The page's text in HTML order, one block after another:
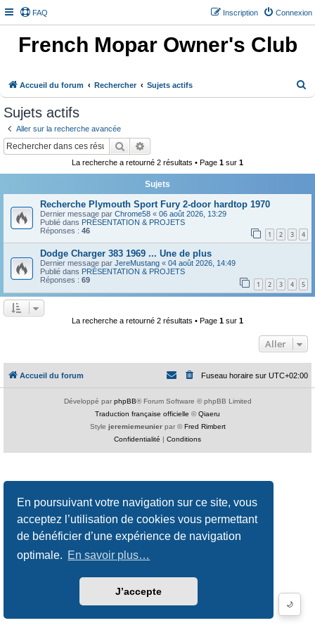
En poursuivant votre navigation sur ce site, vous
acceptez l’utilisation de cookies vous permettant
de bénéficier d’une expérience de navigation
optimale. En savoir plus…
J’accepte
FAQ Connexion
Inscription
French Mopar Owner's Club
Accueil du forum Rechercher Sujets actifs
🌙
Sujets actifs
Aller sur la recherche avancée
Rechercher
La recherche a retourné 2 résultats • Page 1 sur 1
Sujets
Recherche Plymouth Sport Fury 2-door hardtop 1970
Dernier message par Chrome58 « 06 août 2026, 13:29
Publié dans PRÉSENTATION & PROJETS
Réponses : 46 1 2 3 4
Dodge Charger 383 1969 ... Une de plus
Dernier message par JereMustang « 04 août 2026, 14:49
Publié dans PRÉSENTATION & PROJETS
Réponses : 69 1 2 3 4 5
La recherche a retourné 2 résultats • Page 1 sur 1
Aller
Accueil du forum Fuseau horaire sur UTC+02:00
Développé par phpBB® Forum Software © phpBB Limited
Traduction française officielle ©Qiaeru
Style jeremiemeunierpar ©Fred Rimbert
Confidentialité | Conditions